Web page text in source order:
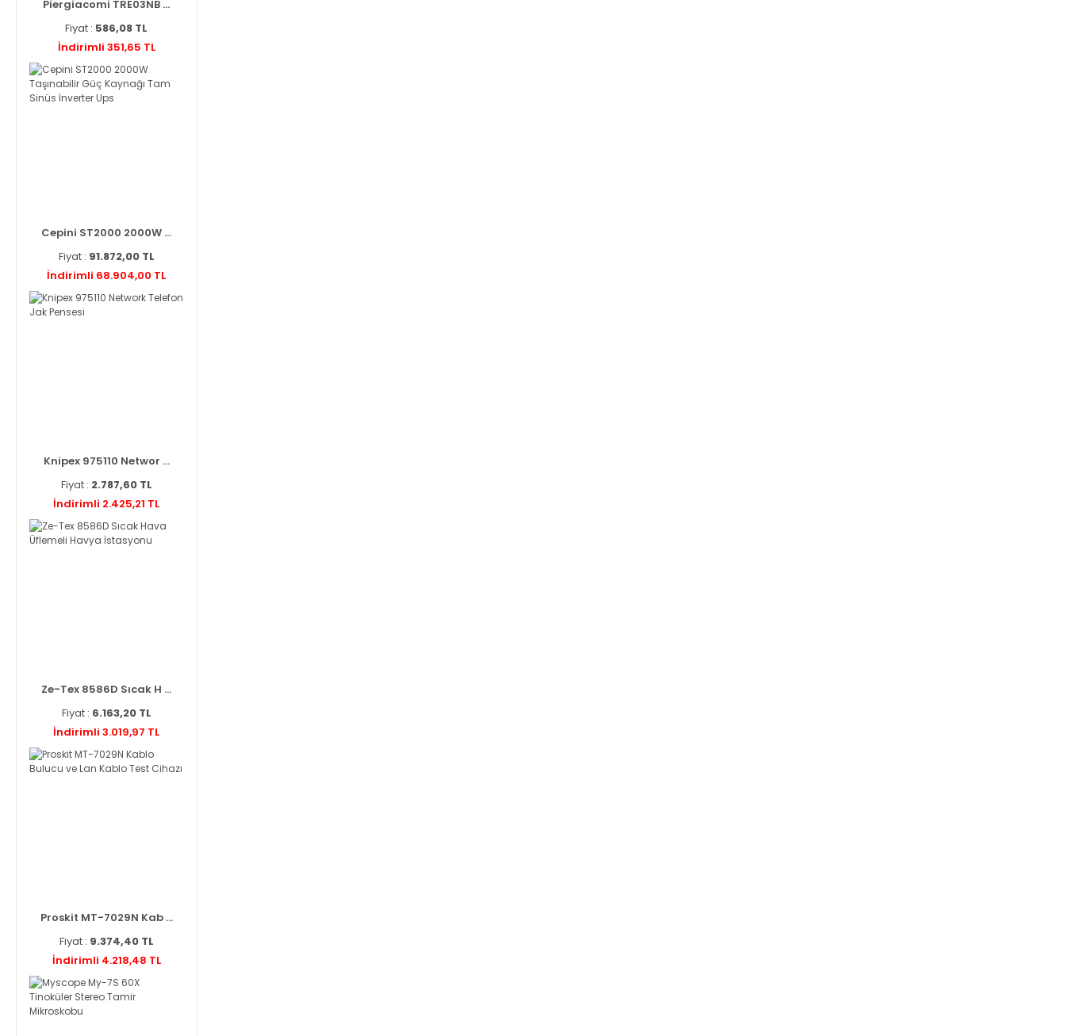
Piergiacomi TRE03NB ...
Fiyat : 586,08 TL
İndirimli 351,65 TL
Cepini ST2000 2000W ...
Fiyat : 91.872,00 TL
İndirimli 68.904,00 TL
Knipex 975110 Networ ...
Fiyat : 2.787,60 TL
İndirimli 2.425,21 TL
Ze-Tex 8586D Sıcak H ...
Fiyat : 6.163,20 TL
İndirimli 3.019,97 TL
Proskit MT-7029N Kab ...
Fiyat : 9.374,40 TL
İndirimli 4.218,48 TL